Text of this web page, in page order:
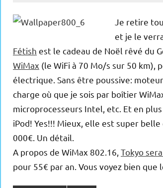
Je retire
et je le
Fétish est le cadeau de Noël rêvé du
WiMax (le WiFi à 70 Mo/s sur 50 km),
électrique. Sans être poussive:
charge où que je sois par boîtier
microprocesseurs Intel, etc. Et en
iPod! Yes!!! Mieux, elle est super
000€. Un détail.
A propos de WiMax 802.16, Tokyo
pour 55€ par an. Vous voyez bien que